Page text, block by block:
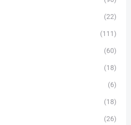
(22)
(111)
(60)
(18)
(6)
(18)
(26)